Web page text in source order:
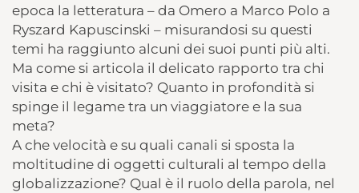
epoca la letteratura – da Omero a Marco Polo a
Ryszard Kapuscinski – misurandosi su questi
temi ha raggiunto alcuni dei suoi punti più alti.
Ma come si articola il delicato rapporto tra chi
visita e chi è visitato? Quanto in profondità si
spinge il legame tra un viaggiatore e la sua
meta?
A che velocità e su quali canali si sposta la
moltitudine di oggetti culturali al tempo della
globalizzazione? Qual è il ruolo della parola, nel